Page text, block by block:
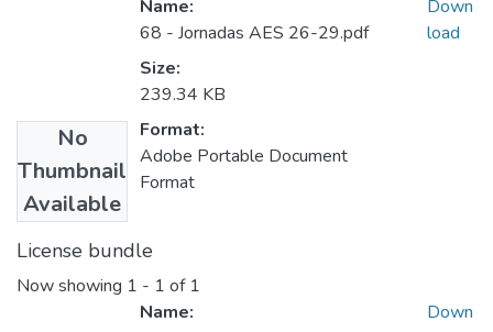
No
Thumbnail
Available
Name:
68 - Jornadas AES 26-29.pdf
Size:
239.34 KB
Format:
Adobe Portable Document
Format
Down
load
License bundle
Now showing 1 - 1 of 1
Name:
Down